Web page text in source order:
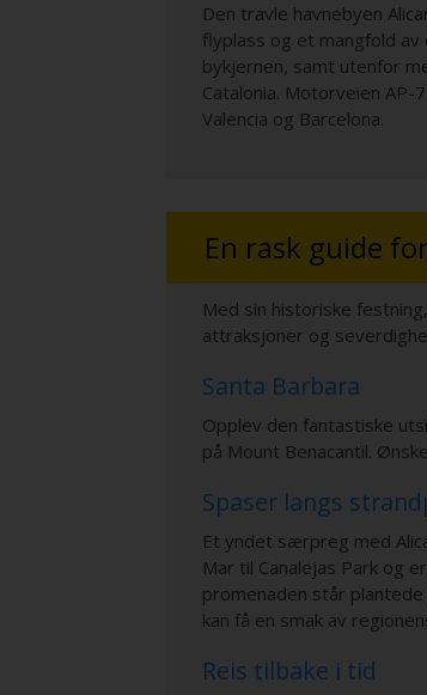
Den travle havnebyen
flyplass og et mangfold
bykjernen, samt utenfor
Catalonia. Motorveien
Valencia og Barcelona.
En rask guide
Med sin historiske
attraksjoner og
Santa Barbara
Opplev den fantastiske
på Mount Benacantil.
Spaser langs
Et yndet særpreg med
Mar til Canalejas Park og
promenaden står
kan få en smak av
Reis tilbake i tid